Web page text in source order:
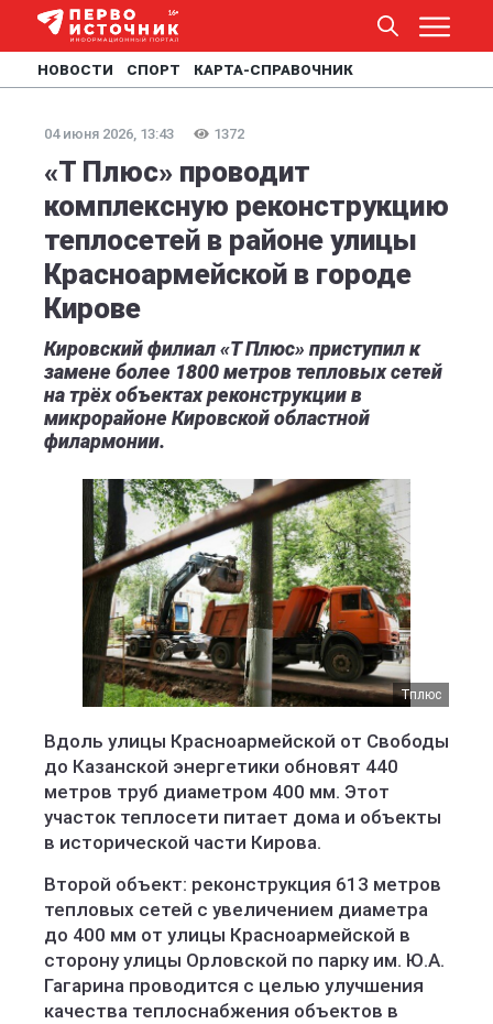
НОВОСТИ СПОРТ КАРТА-СПРАВОЧНИК
04 июня 2026, 13:43 1372
«Т Плюс» проводит
комплексную реконструкцию
теплосетей в районе улицы
Красноармейской в городе
Кирове
Кировский филиал «Т Плюс» приступил к
замене более 1800 метров тепловых сетей
на трёх объектах реконструкции в
микрорайоне Кировской областной
филармонии.
Тплюс
Вдоль улицы Красноармейской от Свободы
до Казанской энергетики обновят 440
метров труб диаметром 400 мм. Этот
участок теплосети питает дома и объекты
в исторической части Кирова.
Второй объект: реконструкция 613 метров
тепловых сетей с увеличением диаметра
до 400 мм от улицы Красноармейской в
сторону улицы Орловской по парку им. Ю.А.
Гагарина проводится с целью улучшения
качества теплоснабжения объектов в